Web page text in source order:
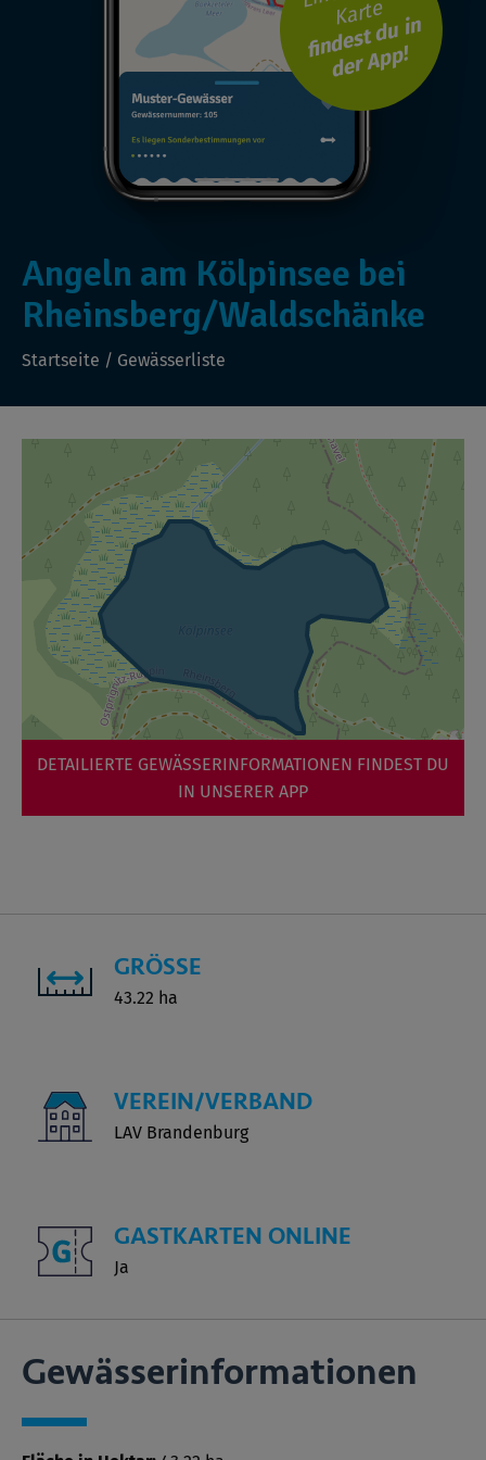
Angeln am Kölpinsee bei
Rheinsberg/Waldschänke
Startseite / Gewässerliste
Karte
findest du in
der App!
DETAILIERTE GEWÄSSERINFORMATIONEN FINDEST DU
IN UNSERER APP
GRÖSSE
43.22 ha
VEREIN/VERBAND
LAV Brandenburg
GASTKARTEN ONLINE
Ja
Gewässer­informationen